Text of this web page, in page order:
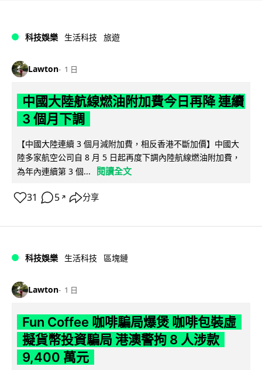
科技娛樂 生活科技 旅遊
Lawton 1 日
中國大陸航線燃油附加費今日再降 連續
3 個月下調
【中國大陸連續 3 個月減附加費，相反香港不斷加價】中國大
陸多家航空公司自 8 月 5 日起再度下調內陸航線燃油附加費，
為年內連續第 3 個...
閱讀全文
31 5 ↗ 分享
科技娛樂 生活科技 區塊鏈
Lawton 1 日
Fun Coffee 咖啡騙局爆煲 咖啡包裝虛
擬貨幣投資騙局 港澳警拘 8 人涉款
9,400 萬元